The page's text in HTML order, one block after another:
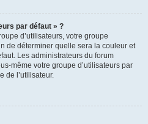
par défaut » ?
d’utilisateurs, votre groupe
de déterminer quelle sera la couleur et
Les administrateurs du forum
même votre groupe d’utilisateurs par
de l’utilisateur.